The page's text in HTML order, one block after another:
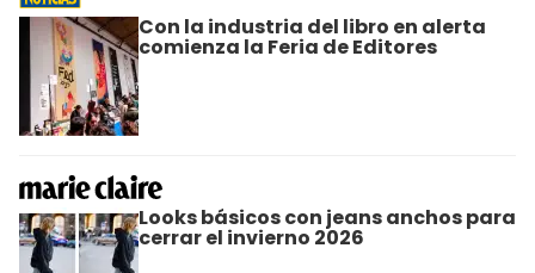
Con la industria del libro en alerta
comienza la Feria de Editores
Looks básicos con jeans anchos para
cerrar el invierno 2026